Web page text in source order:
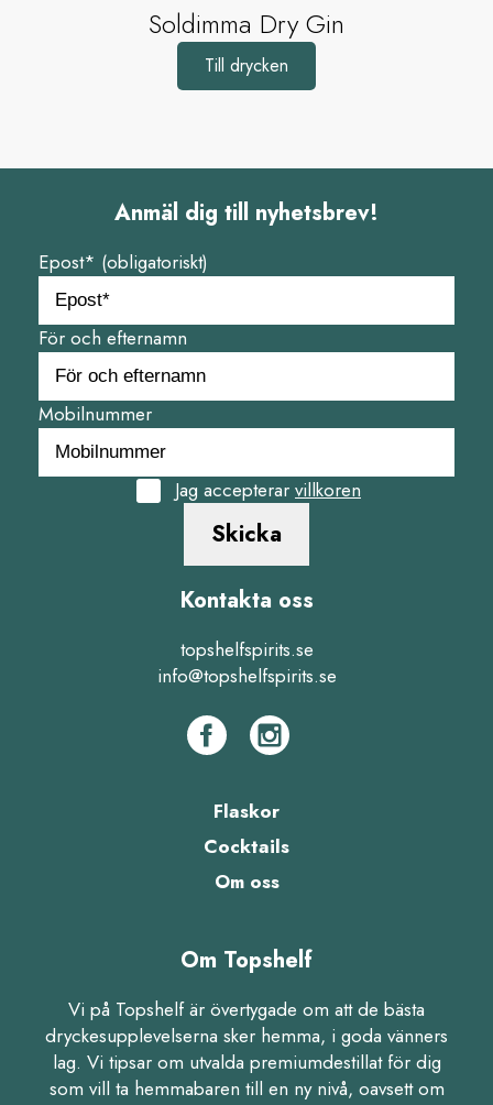
Soldimma Dry Gin
Till drycken
Anmäl dig till nyhetsbrev!
Epost* (obligatoriskt)
För och efternamn
Mobilnummer
Jag accepterar villkoren
Skicka
Kontakta oss
topshelfspirits.se
info@topshelfspirits.se
Flaskor
Cocktails
Om oss
Om Topshelf
Vi på Topshelf är övertygade om att de bästa
dryckesupplevelserna sker hemma, i goda vänners
lag. Vi tipsar om utvalda premiumdestillat för dig
som vill ta hemmabaren till en ny nivå, oavsett om